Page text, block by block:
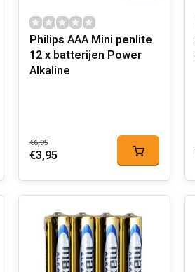
Philips AAA Mini penlite
12 x batterijen Power
Alkaline
€6,95
€3,95